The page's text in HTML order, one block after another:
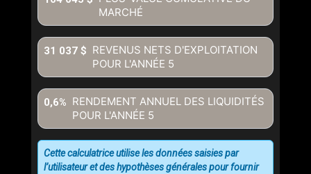
MARCHÉ
REVENUS NETS D'EXPLOITATION
POUR L'ANNÉE 5
31 037 $
RENDEMENT ANNUEL DES LIQUIDITÉS
POUR L'ANNÉE 5
0,6%
Cette calculatrice utilise les données saisies par
l’utilisateur et des hypothèses générales pour fournir